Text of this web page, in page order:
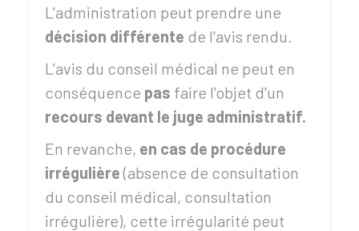
L'administration peut prendre une
décision différente de l'avis rendu.
L'avis du conseil médical ne peut en
conséquence pas faire l'objet d'un
recours devant le juge administratif.
En revanche, en cas de procédure
irrégulière(absence de consultation
du conseil médical, consultation
irrégulière), cette irrégularité peut